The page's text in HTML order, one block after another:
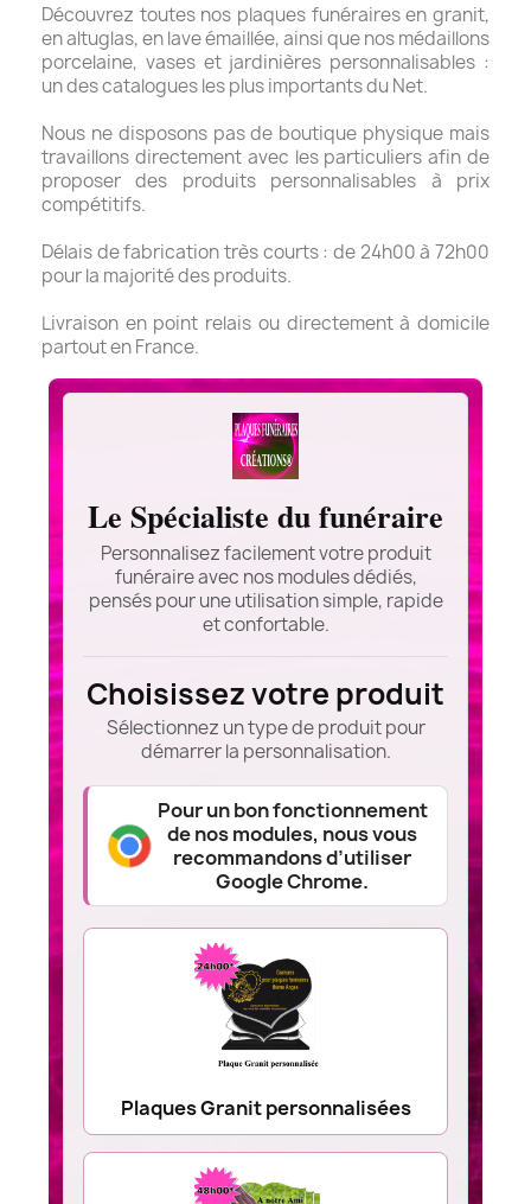
Découvrez toutes nos plaques funéraires en granit,
en altuglas, en lave émaillée, ainsi que nos médaillons
porcelaine, vases et jardinières personnalisables :
un des catalogues les plus importants du Net.
Nous ne disposons pas de boutique physique mais
travaillons directement avec les particuliers afin de
proposer des produits personnalisables à prix
compétitifs.
Délais de fabrication très courts : de 24h00 à 72h00
pour la majorité des produits.
Livraison en point relais ou directement à domicile
partout en France.
Le Spécialiste du funéraire
Personnalisez facilement votre produit
funéraire avec nos modules dédiés,
pensés pour une utilisation simple, rapide
et confortable.
Choisissez votre produit
Sélectionnez un type de produit pour
démarrer la personnalisation.
Pour un bon fonctionnement
de nos modules, nous vous
recommandons d’utiliser
Google Chrome.
Plaques Granit personnalisées